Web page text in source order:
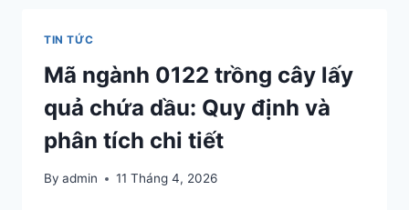
TIN TỨC
Mã ngành 0122 trồng cây lấy
quả chứa dầu: Quy định và
phân tích chi tiết
By admin 11 Tháng 4, 2026